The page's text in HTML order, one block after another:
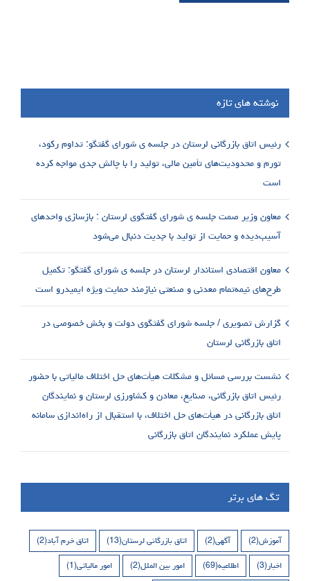
نوشته های تازه
رئیس اتاق بازرگانی لرستان در جلسه ی شورای گفتگو: تداوم رکود،
تورم و محدودیت‌های تأمین مالی، تولید را با چالش جدی مواجه کرده
است
معاون وزیر صمت جلسه ی شورای گفتگوی لرستان : بازسازی واحدهای
آسیب‌دیده و حمایت از تولید با جدیت دنبال می‌شود
معاون اقتصادی استاندار لرستان در جلسه ی شورای گفتگو: تکمیل
طرح‌های نیمه‌تمام معدنی و صنعتی نیازمند حمایت ویژه ایمیدرو است
گزارش تصویری / جلسه شورای گفتگوی دولت و بخش خصوصی در
اتاق بازرگانی لرستان
نشست بررسی مسائل و مشکلات هیأت‌های حل اختلاف مالیاتی با حضور
رئیس اتاق بازرگانی، صنایع، معادن و کشاورزی لرستان و نمایندگان
اتاق بازرگانی در هیأت‌های حل اختلاف، با استقبال از راه‌اندازی سامانه
پایش عملکرد نمایندگان اتاق بازرگانی
تگ های برتر
آموزش(2) آگهی(2) اتاق بازرگانی لرستان(13) اتاق خرم آباد(2)
اخبار(3) اطلاعیه(69) امور بین الملل(2) امور مالیاتی(1)